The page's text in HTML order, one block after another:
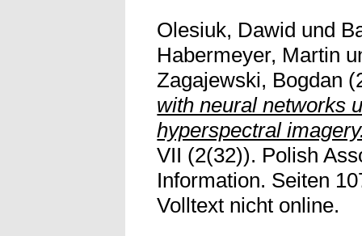
Olesiuk, Dawid und
Habermeyer, Martin
Zagajewski, Bogdan
with neural networks
hyperspectral
VII (2(32)). Polish
Information. Seiten
Volltext nicht online.